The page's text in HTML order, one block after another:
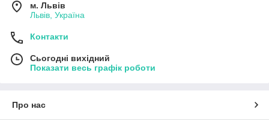
м. Львів
Львів, Україна
Контакти
Сьогодні вихідний
Показати весь графік роботи
Про нас